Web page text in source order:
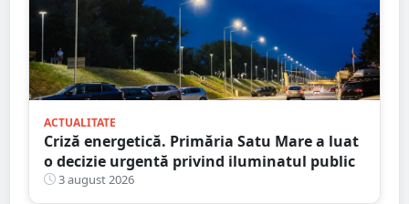
ACTUALITATE
Criză energetică. Primăria Satu Mare a luat
o decizie urgentă privind iluminatul public
3 august 2026